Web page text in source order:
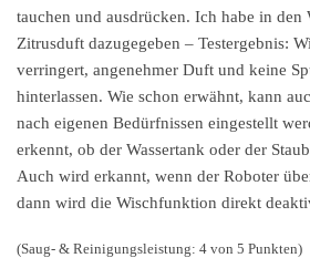
tauchen und ausdrücken. Ich habe in den
Zitrusduft dazugegeben – Testergebnis:
verringert, angenehmer Duft und keine
hinterlassen. Wie schon erwähnt, kann
nach eigenen Bedürfnissen eingestellt
erkennt, ob der Wassertank oder der
Auch wird erkannt, wenn der Roboter
dann wird die Wischfunktion direkt
(Saug- & Reinigungsleistung: 4 von 5 Punkten)